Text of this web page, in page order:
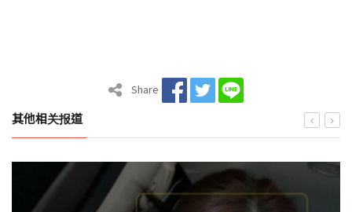
Share
其他相关报道